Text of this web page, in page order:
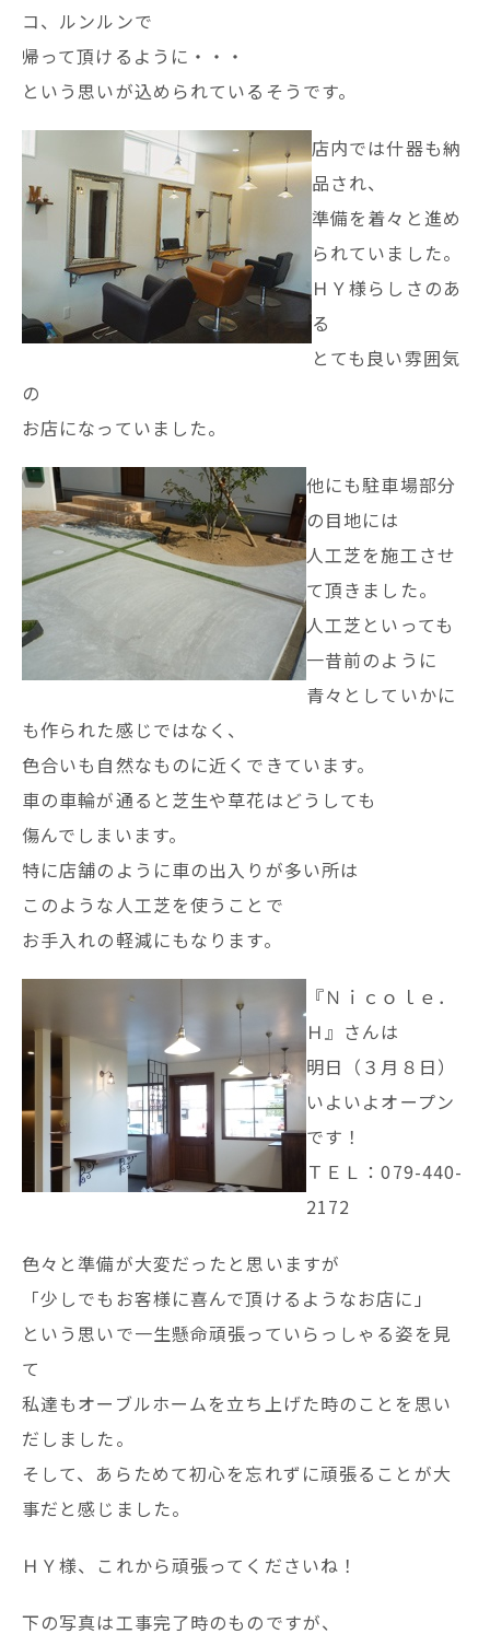
コ、ルンルンで
帰って頂けるように・・・
という思いが込められているそうです。
店内では什器も納
品され、
準備を着々と進め
られていました。
ＨＹ様らしさのあ
る
とても良い雰囲気
の
お店になっていました。
他にも駐車場部分
の目地には
人工芝を施工させ
て頂きました。
人工芝といっても
一昔前のように
青々としていかに
も作られた感じではなく、
色合いも自然なものに近くできています。
車の車輪が通ると芝生や草花はどうしても
傷んでしまいます。
特に店舗のように車の出入りが多い所は
このような人工芝を使うことで
お手入れの軽減にもなります。
『Ｎｉｃｏｌｅ．
Ｈ』さんは
明日（３月８日）
いよいよオープン
です！
ＴＥＬ：079-440-
2172
色々と準備が大変だったと思いますが
「少しでもお客様に喜んで頂けるようなお店に」
という思いで一生懸命頑張っていらっしゃる姿を見
て
私達もオーブルホームを立ち上げた時のことを思い
だしました。
そして、あらためて初心を忘れずに頑張ることが大
事だと感じました。
ＨＹ様、これから頑張ってくださいね！
下の写真は工事完了時のものですが、